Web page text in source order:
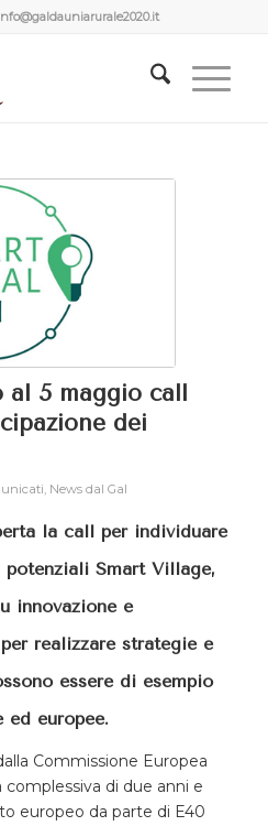
al 5 maggio call
dei
, News dal Gal
la call per individuare
Smart Village,
innovazione e
realizzare strategie e
essere di esempio
europee.
Commissione Europea
complessiva di due anni e
europeo da parte di E40